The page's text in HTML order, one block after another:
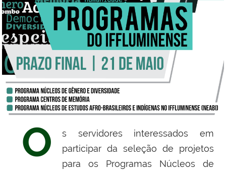
O
s servidores interessados em
participar da seleção de projetos
para os Programas Núcleos de